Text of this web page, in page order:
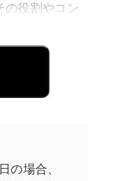
の役割やコン
「遠さ」と
えます。
の場合、